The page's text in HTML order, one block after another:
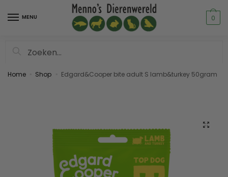
MENU 0
Home Shop Edgard&Cooper bite adult S lamb&turkey 50gram